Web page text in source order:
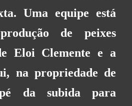
Uma equipe está
de peixes
Eloi Clemente e a
na propriedade de
da subida para